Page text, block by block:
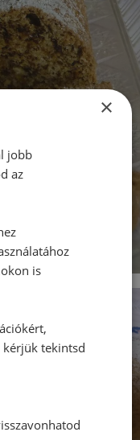
×
jobb
az
is
kérjük tekintsd